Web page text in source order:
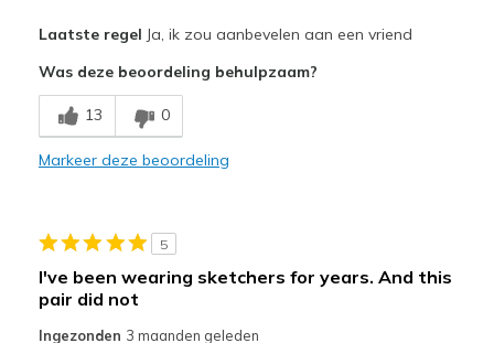
Breathe Well
Comfortable
Travel
Width
Sizing
Feels true to size
Laatste regel Ja, ik zou aanbevelen aan een vriend
Was deze beoordeling behulpzaam?
13 0
Markeer deze beoordeling
5
I've been wearing sketchers for years. And this
pair did not
Ingezonden 3 maanden geleden